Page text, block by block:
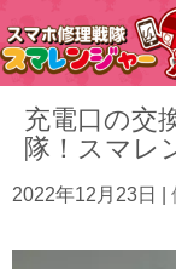
充電口の交
隊！スマレ
2022年12月23日